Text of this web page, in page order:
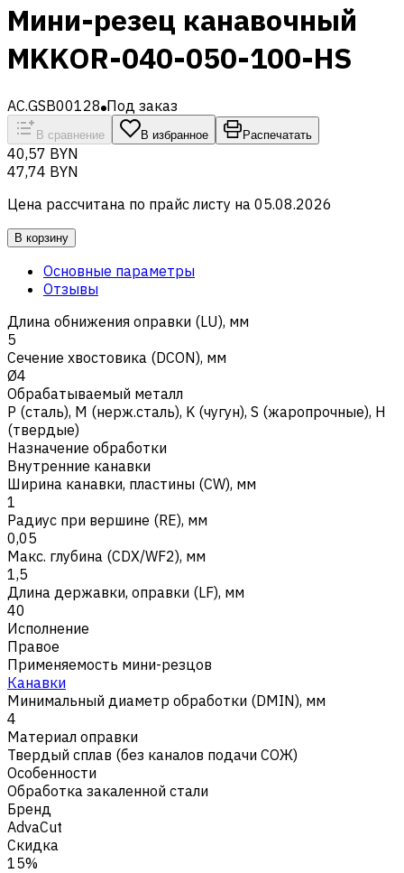
Мини-резец канавочный
MKKOR-040-050-100-HS
AC.GSB00128 Под заказ
В сравнение В избранное Распечатать
40,57 BYN
47,74 BYN
Цена рассчитана по прайс листу на 05.08.2026
В корзину
Основные параметры
Отзывы
Длина обнижения оправки (LU), мм
5
Сечение хвостовика (DCON), мм
Ø4
Обрабатываемый металл
Р (сталь), M (нерж.сталь), K (чугун), S (жаропрочные), H
(твердые)
Назначение обработки
Внутренние канавки
Ширина канавки, пластины (CW), мм
1
Радиус при вершине (RE), мм
0,05
Макс. глубина (CDX/WF2), мм
1,5
Длина державки, оправки (LF), мм
40
Исполнение
Правое
Применяемость мини-резцов
Канавки
Минимальный диаметр обработки (DMIN), мм
4
Материал оправки
Твердый сплав (без каналов подачи СОЖ)
Особенности
Обработка закаленной стали
Бренд
AdvaCut
Скидка
15%